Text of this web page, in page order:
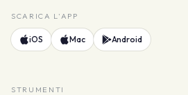
SCARICA L'APP
iOS Mac Android
STRUMENTI